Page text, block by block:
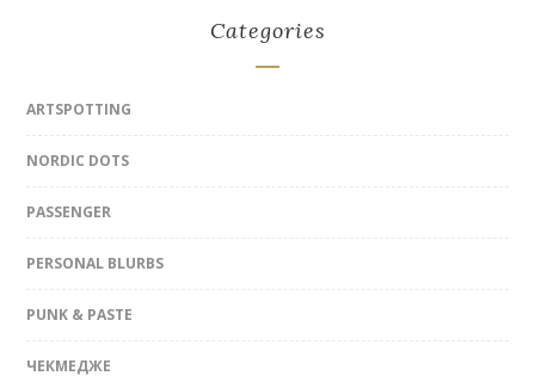
Categories
ARTSPOTTING
NORDIC DOTS
PASSENGER
PERSONAL BLURBS
PUNK & PASTE
ЧЕКМЕДЖЕ